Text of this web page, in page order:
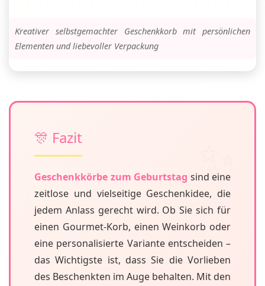
Kreativer selbstgemachter Geschenkkorb mit persönlichen
Elementen und liebevoller Verpackung
🎊 Fazit
Geschenkkörbe zum Geburtstag sind eine
zeitlose und vielseitige Geschenkidee, die
jedem Anlass gerecht wird. Ob Sie sich für
einen Gourmet-Korb, einen Weinkorb oder
eine personalisierte Variante entscheiden –
das Wichtigste ist, dass Sie die Vorlieben
des Beschenkten im Auge behalten. Mit den